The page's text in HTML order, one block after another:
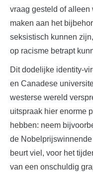
vraag gesteld of
maken aan het
seksistisch kunnen
op racisme betrapt
Dit dodelijke identity-
en Canadese
westerse wereld
uitspraak hier enorme
hebben: neem
de
beurt viel, voor het
van een onschuldig